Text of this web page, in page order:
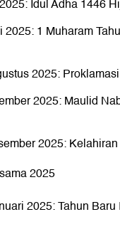
Idul Adha 1446
2025: 1 Muharam
2025:
2025: Maulid
2025:
2025
2025: Tahun